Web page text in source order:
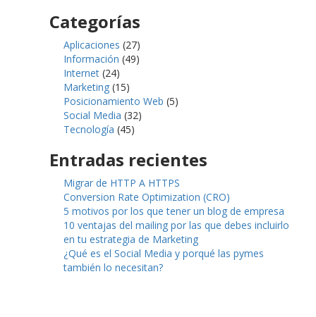
Categorías
Aplicaciones (27)
Información (49)
Internet (24)
Marketing (15)
Posicionamiento Web (5)
Social Media (32)
Tecnología (45)
Entradas recientes
Migrar de HTTP A HTTPS
Conversion Rate Optimization (CRO)
5 motivos por los que tener un blog de empresa
10 ventajas del mailing por las que debes incluirlo
en tu estrategia de Marketing
¿Qué es el Social Media y porqué las pymes
también lo necesitan?